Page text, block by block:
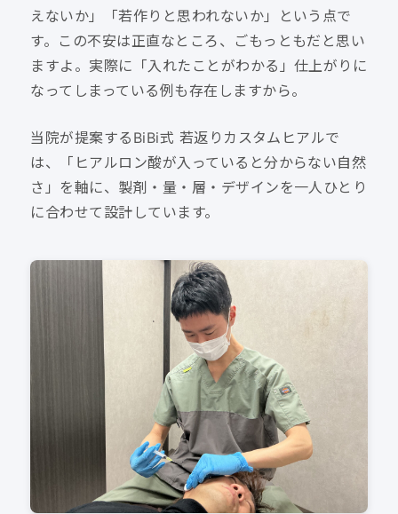
えないか」「若作りと思われないか」という点で
す。この不安は正直なところ、ごもっともだと思い
ますよ。実際に「入れたことがわかる」仕上がりに
なってしまっている例も存在しますから。
当院が提案するBiBi式 若返りカスタムヒアルで
は、「ヒアルロン酸が入っていると分からない自然
さ」を軸に、製剤・量・層・デザインを一人ひとり
に合わせて設計しています。